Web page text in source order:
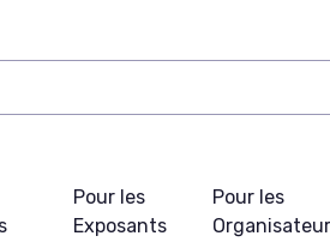
Pour les
Exposants
Pour les